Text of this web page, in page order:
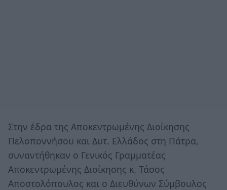
Στην έδρα της Αποκεντρωμένης Διοίκησης
Πελοποννήσου και Δυτ. Ελλάδος στη Πάτρα,
συναντήθηκαν ο Γενικός Γραμματέας
Αποκεντρωμένης Διοίκησης κ. Τάσος
Αποστολόπουλος και ο Διευθύνων Σύμβουλος